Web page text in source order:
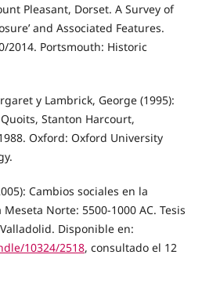
Pleasant, Dorset. A Survey of
and Associated Features.
2014. Portsmouth: Historic
y Lambrick, George (1995):
Stanton Harcourt,
Oxford: Oxford University
Cambios sociales en la
Norte: 5500-1000 AC. Tesis
Disponible en:
10324/2518, consultado el 12